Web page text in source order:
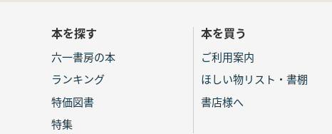
十三 正税帳からみた天平の暦
一 正税帳からみた暦(1 天平二年(
平十年(七三八))
二 暦からみた正税帳(1 天平四年度
本を探す
六一書房の本
ランキング
特価図書
特集
本を買う
ご利用案内
ほしい物リスト・書棚
書店様へ